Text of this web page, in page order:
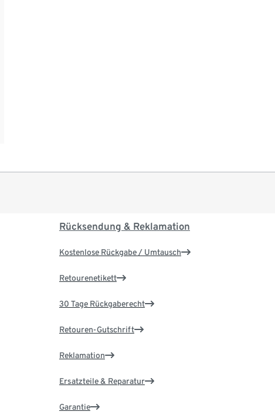
Rücksendung & Reklamation
Kostenlose Rückgabe / Umtausch
Retourenetikett
30 Tage Rückgaberecht
Retouren-Gutschrift
Reklamation
Ersatzteile & Reparatur
Garantie